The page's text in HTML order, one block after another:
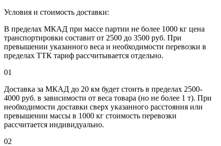
Условия и стоимость доставки:
В пределах МКАД при массе партии не более 1000 кг цена
транспортировки составит от 2500 до 3500 руб. При
превышении указанного веса и необходимости перевозки в
пределах ТТК тариф рассчитывается отдельно.
01
Доставка за МКАД до 20 км будет стоить в пределах 2500-
4000 руб. в зависимости от веса товара (но не более 1 т). При
необходимости доставки сверх указанного расстояния или
превышении массы в 1000 кг стоимость перевозки
рассчитается индивидуально.
02